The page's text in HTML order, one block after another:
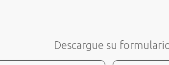
Descargue su